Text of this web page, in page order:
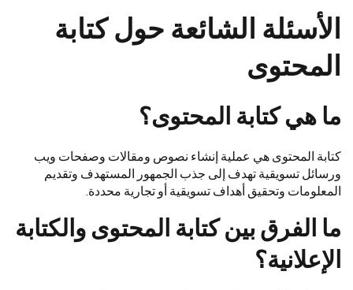
الأسئلة الشائعة حول كتابة
المحتوى
ما هي كتابة المحتوى؟
كتابة المحتوى هي عملية إنشاء نصوص ومقالات وصفحات ويب
ورسائل تسويقية تهدف إلى جذب الجمهور المستهدف وتقديم
المعلومات وتحقيق أهداف تسويقية أو تجارية محددة.
ما الفرق بين كتابة المحتوى والكتابة
الإعلانية؟